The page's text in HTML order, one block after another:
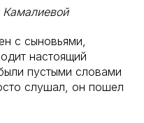
Камалиевой
с сыновьями,
настоящий
пустыми словами
слушал, он пошел